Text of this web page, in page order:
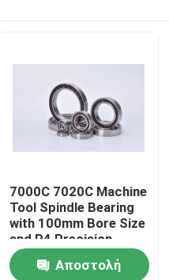
7000C 7020C Machine
Tool Spindle Bearing
with 100mm Bore Size
and P4 Precision
Rating for High
PerformanceΑποστολή